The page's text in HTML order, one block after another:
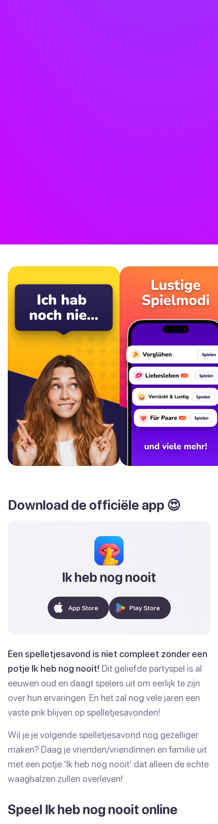
Download de officiële app 😍
Ik heb nog nooit
App Store Play Store
Een spelletjesavond is niet compleet zonder een
potje Ik heb nog nooit! Dit geliefde partyspel is al
eeuwen oud en daagt spelers uit om eerlijk te zijn
over hun ervaringen. En het zal nog vele jaren een
vaste prik blijven op spelletjesavonden!
Wil je je volgende spelletjesavond nog gezelliger
maken? Daag je vrienden/vriendinnen en familie uit
met een potje ‘Ik heb nog nooit’ dat alleen de echte
waaghalzen zullen overleven!
Speel Ik heb nog nooit online